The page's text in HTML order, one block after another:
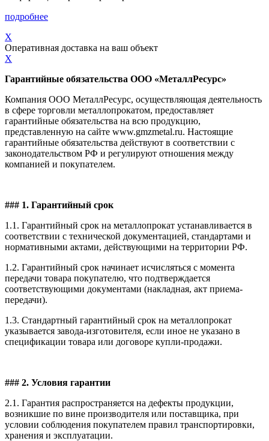
подробнее
X
Оперативная доставка на ваш объект
X
Гарантийные обязательства ООО «МеталлРесурс»
Компания ООО МеталлРесурс, осуществляющая деятельность
в сфере торговли металлопрокатом, предоставляет
гарантийные обязательства на всю продукцию,
представленную на сайте www.gmzmetal.ru. Настоящие
гарантийные обязательства действуют в соответствии с
законодательством РФ и регулируют отношения между
компанией и покупателем.
### 1. Гарантийный срок
1.1. Гарантийный срок на металлопрокат устанавливается в
соответствии с технической документацией, стандартами и
нормативными актами, действующими на территории РФ.
1.2. Гарантийный срок начинает исчисляться с момента
передачи товара покупателю, что подтверждается
соответствующими документами (накладная, акт приема-
передачи).
1.3. Стандартный гарантийный срок на металлопрокат
указывается завода-изготовителя, если иное не указано в
спецификации товара или договоре купли-продажи.
### 2. Условия гарантии
2.1. Гарантия распространяется на дефекты продукции,
возникшие по вине производителя или поставщика, при
условии соблюдения покупателем правил транспортировки,
хранения и эксплуатации.